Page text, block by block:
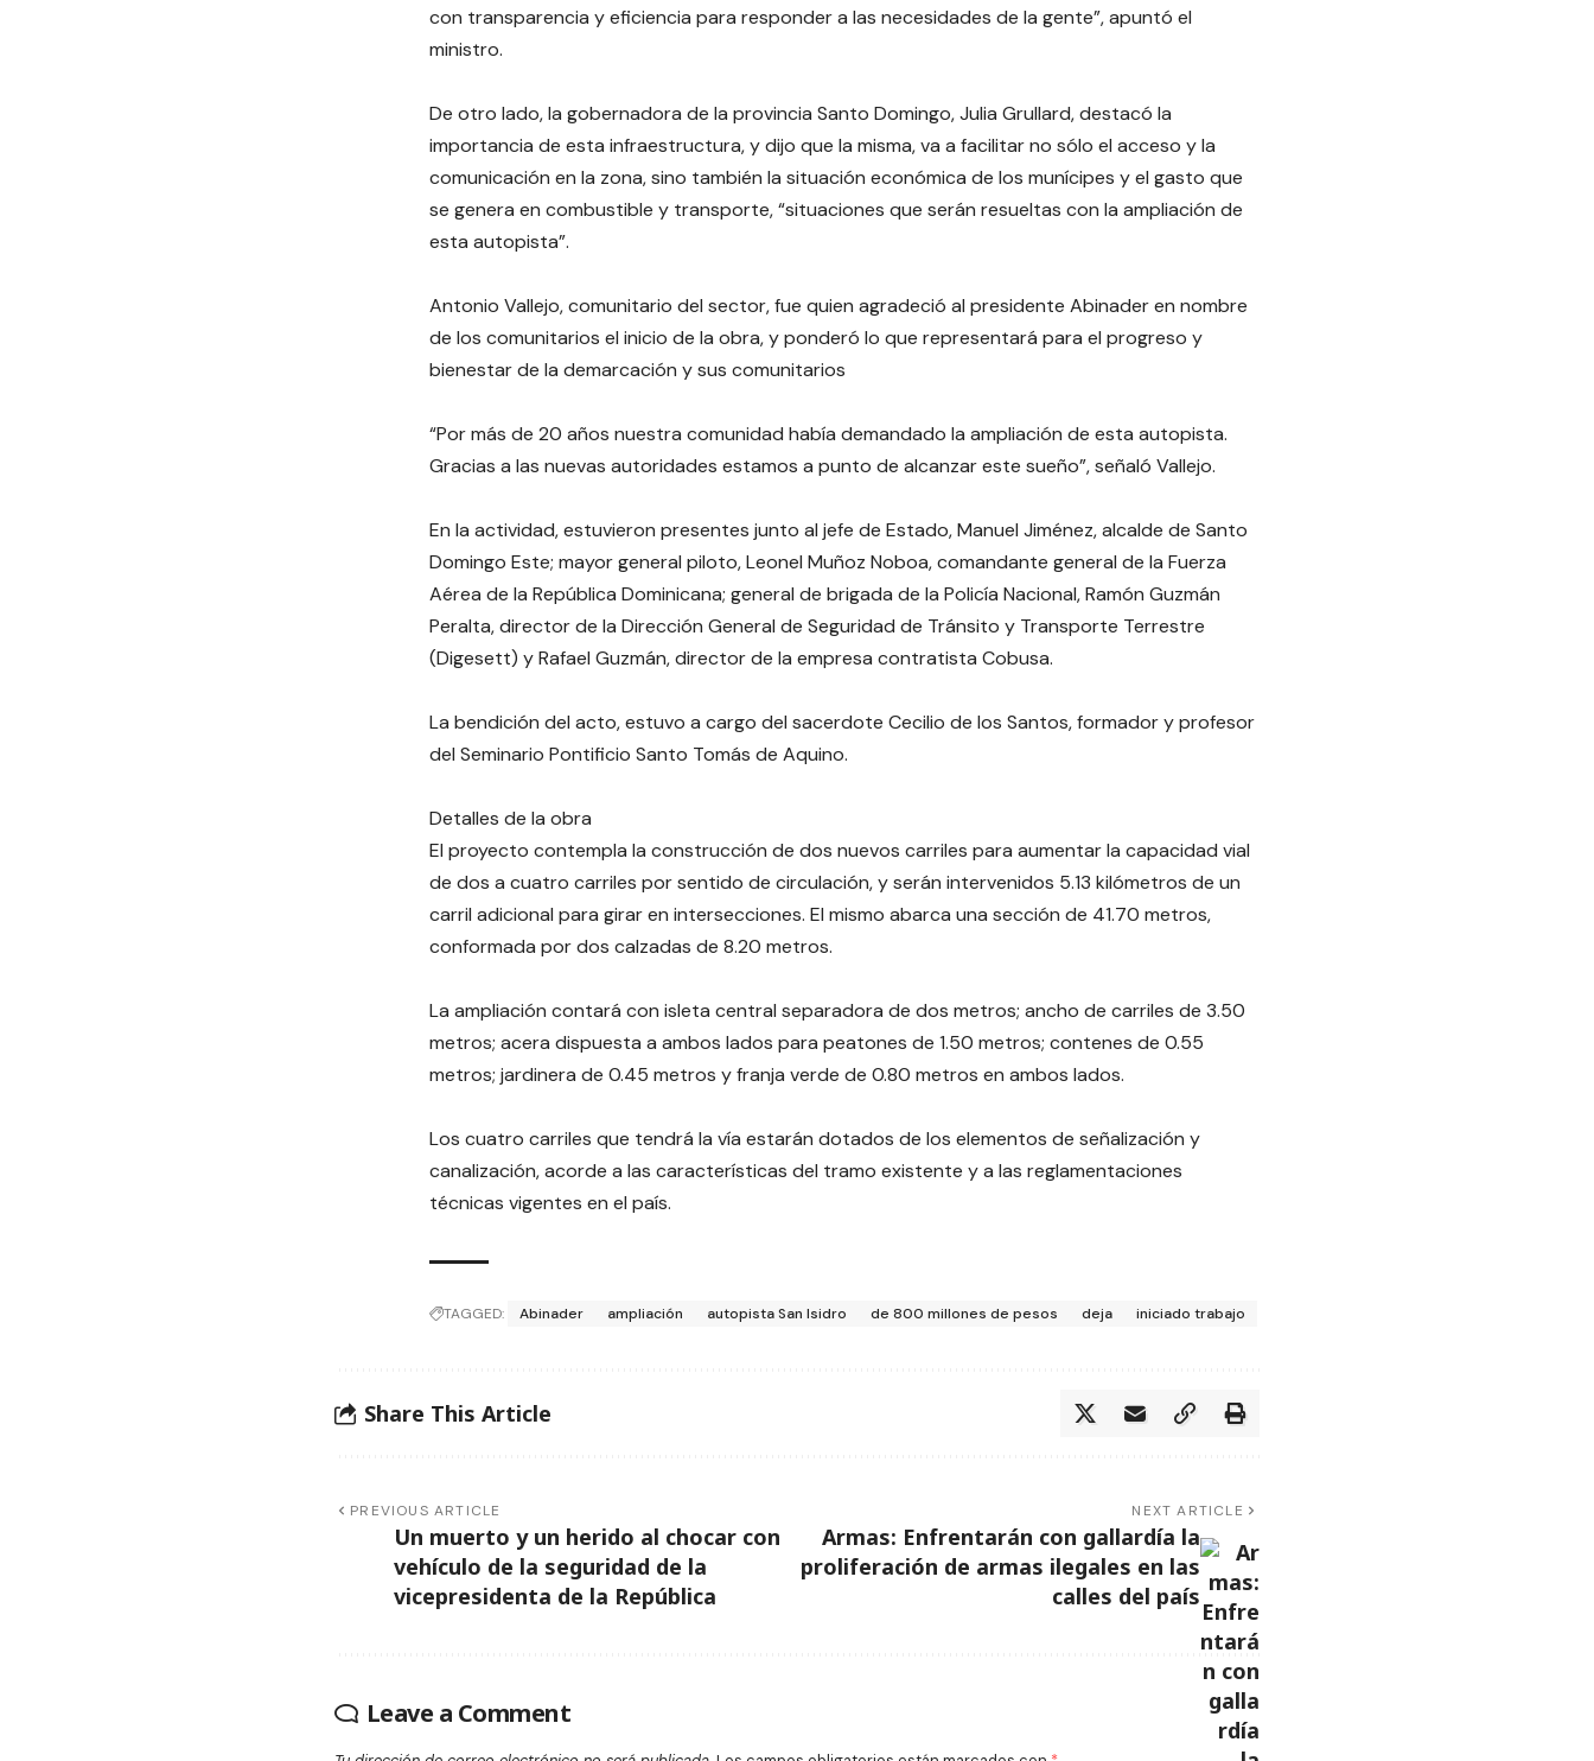
con transparencia y eficiencia para responder a las necesidades de la gente”, apuntó el
ministro.
De otro lado, la gobernadora de la provincia Santo Domingo, Julia Grullard, destacó la
importancia de esta infraestructura, y dijo que la misma, va a facilitar no sólo el acceso y la
comunicación en la zona, sino también la situación económica de los munícipes y el gasto que
se genera en combustible y transporte, “situaciones que serán resueltas con la ampliación de
esta autopista”.
Antonio Vallejo, comunitario del sector, fue quien agradeció al presidente Abinader en nombre
de los comunitarios el inicio de la obra, y ponderó lo que representará para el progreso y
bienestar de la demarcación y sus comunitarios
“Por más de 20 años nuestra comunidad había demandado la ampliación de esta autopista.
Gracias a las nuevas autoridades estamos a punto de alcanzar este sueño”, señaló Vallejo.
En la actividad, estuvieron presentes junto al jefe de Estado, Manuel Jiménez, alcalde de Santo
Domingo Este; mayor general piloto, Leonel Muñoz Noboa, comandante general de la Fuerza
Aérea de la República Dominicana; general de brigada de la Policía Nacional, Ramón Guzmán
Peralta, director de la Dirección General de Seguridad de Tránsito y Transporte Terrestre
(Digesett) y Rafael Guzmán, director de la empresa contratista Cobusa.
La bendición del acto, estuvo a cargo del sacerdote Cecilio de los Santos, formador y profesor
del Seminario Pontificio Santo Tomás de Aquino.
Detalles de la obra
El proyecto contempla la construcción de dos nuevos carriles para aumentar la capacidad vial
de dos a cuatro carriles por sentido de circulación, y serán intervenidos 5.13 kilómetros de un
carril adicional para girar en intersecciones. El mismo abarca una sección de 41.70 metros,
conformada por dos calzadas de 8.20 metros.
La ampliación contará con isleta central separadora de dos metros; ancho de carriles de 3.50
metros; acera dispuesta a ambos lados para peatones de 1.50 metros; contenes de 0.55
metros; jardinera de 0.45 metros y franja verde de 0.80 metros en ambos lados.
Los cuatro carriles que tendrá la vía estarán dotados de los elementos de señalización y
canalización, acorde a las características del tramo existente y a las reglamentaciones
técnicas vigentes en el país.
TAGGED: Abinader ampliación autopista San Isidro de 800 millones de pesos deja iniciado trabajo
Share This Article
PREVIOUS ARTICLE
Un muerto y un herido al chocar con
vehículo de la seguridad de la
vicepresidenta de la República
NEXT ARTICLE
Armas: Enfrentarán con gallardía la
proliferación de armas ilegales en las
calles del país
Leave a Comment